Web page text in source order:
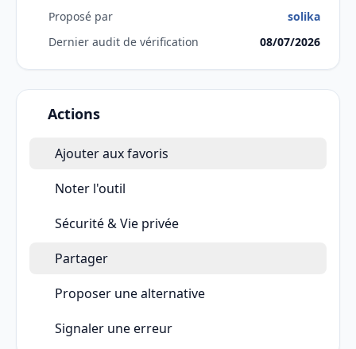
Proposé par
solika
Dernier audit de vérification
08/07/2026
Actions
Ajouter aux favoris
Noter l'outil
Sécurité & Vie privée
Partager
Proposer une alternative
Signaler une erreur